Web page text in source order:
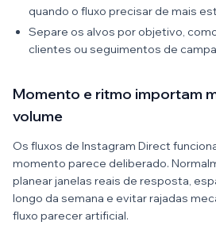
quando o fluxo precisar de mais
Separe os alvos por objetivo,
clientes ou seguimentos de
Momento e ritmo importam
volume
Os fluxos de Instagram Direct
momento parece deliberado.
planear janelas reais de resposta,
longo da semana e evitar rajadas
fluxo parecer artificial.